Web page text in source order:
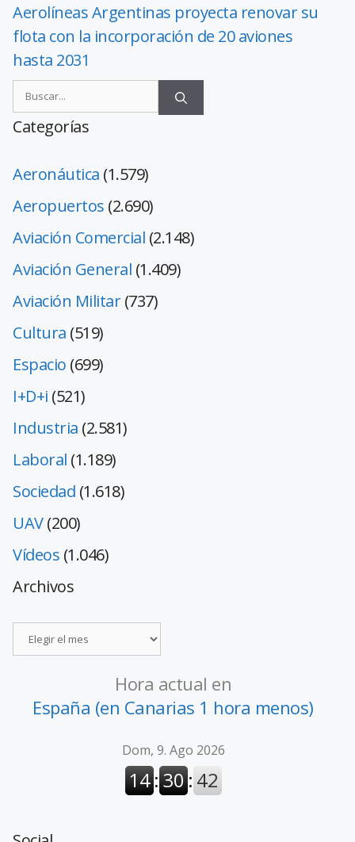
Aerolíneas Argentinas proyecta renovar su
flota con la incorporación de 20 aviones
hasta 2031
Categorías
Aeronáutica (1.579)
Aeropuertos (2.690)
Aviación Comercial (2.148)
Aviación General (1.409)
Aviación Militar(737)
Cultura (519)
Espacio (699)
I+D+i (521)
Industria (2.581)
Laboral (1.189)
Sociedad (1.618)
UAV(200)
Vídeos (1.046)
Archivos
Hora actual en
España (en Canarias 1 hora menos)